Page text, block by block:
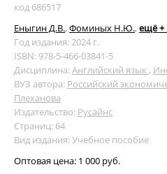
код 686517
Еныгин Д.В., Фоминых Н.Ю., ещё +
Год издания: 2024 г.
ISBN: 978-5-466-03841-5
Дисциплина:Английский язык ,
ВУЗ автора: Российский
Плеханова
Издательство: Русайнс
Страниц: 64
Вид издания: Учебное пособие
Оптовая цена: 1 000 руб.